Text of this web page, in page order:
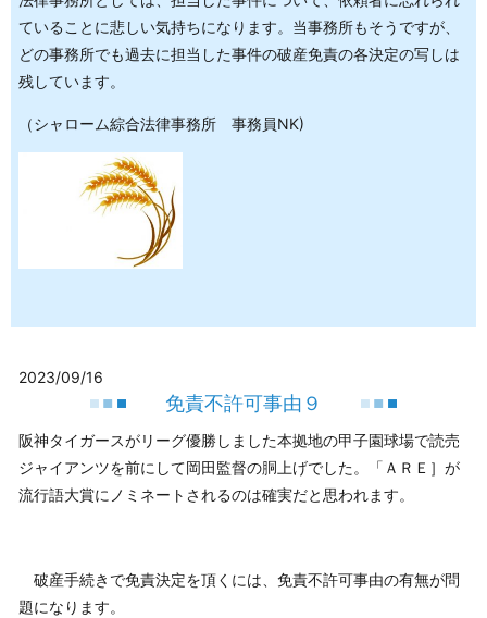
ていることに悲しい気持ちになります。当事務所もそうですが、
どの事務所でも過去に担当した事件の破産免責の各決定の写しは
残しています。
（シャローム綜合法律事務所 事務員NK)
2023/09/16
免責不許可事由９
阪神タイガースがリーグ優勝しました本拠地の甲子園球場で読売
ジャイアンツを前にして岡田監督の胴上げでした。「ＡＲＥ］が
流行語大賞にノミネートされるのは確実だと思われます。
破産手続きで免責決定を頂くには、免責不許可事由の有無が問
題になります。